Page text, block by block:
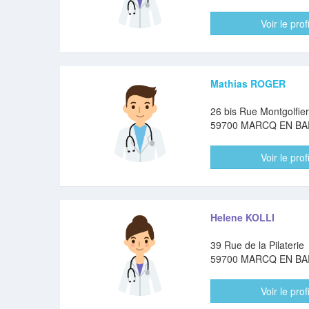
Voir le
Mathias ROGER
26 bis Rue Montgolfier
59700 MARCQ EN
Voir le
Helene KOLLI
39 Rue de la Pilaterie
59700 MARCQ EN
Voir le